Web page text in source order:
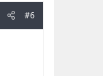
#6